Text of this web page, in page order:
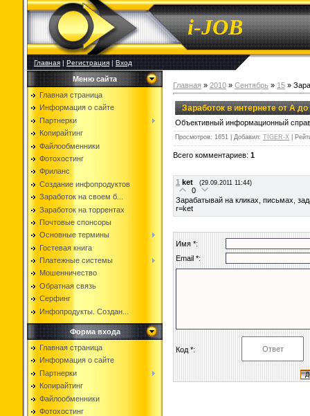
i-JOB
Главная|Регистрация|Вход
Меню сайта
Главная страница
Информация о сайте
Партнерки
Копирайтинг
Файлообменники
Фотохостинг
Фриланс
Создание инфопродуктов
Заработок на своем б...
Заработок на торрентах
Почтовые спонсоры
Основные термины
Гостевая книга
Платежные системы
Мошенничество
Обратная связь
Серфинг
Инфопродукты. Создан...
Форма входа
Главная страница
Информация о сайте
Партнерки
Копирайтинг
Файлообменники
Фотохостинг
Главная » 2010 » Сентябрь » 15 »
Заработок в интернете от А
Объективный информационный
Просмотров: 1651 | Добавил: TIGER-X
Всего комментариев: 1
1 ket (29.09.2011 11:44)
0
Зарабатывай на кликах, письмах,
r=ket
Имя *:
Email *:
Код *: